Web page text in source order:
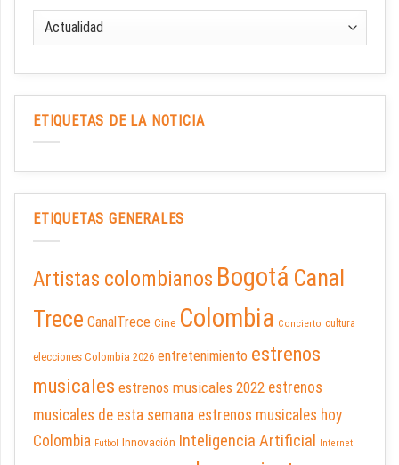
ETIQUETAS DE LA NOTICIA
ETIQUETAS GENERALES
Artistas colombianos Bogotá Canal
Trece CanalTrece Cine Colombia Concierto cultura
elecciones Colombia 2026 entretenimiento estrenos
musicales estrenos musicales 2022 estrenos
musicales de esta semana estrenos musicales hoy
Colombia Futbol Innovación Inteligencia Artificial Internet